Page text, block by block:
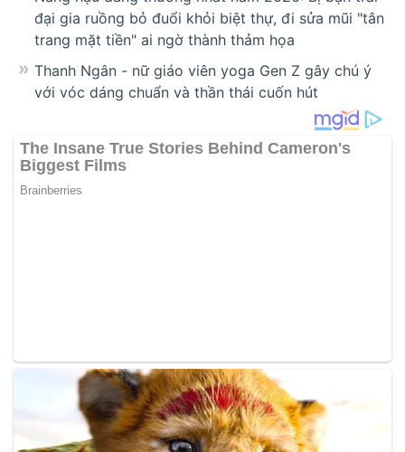
đại gia ruồng bỏ đuổi khỏi biệt thự, đi sửa mũi "tân
trang mặt tiền" ai ngờ thành thảm họa
Thanh Ngân - nữ giáo viên yoga Gen Z gây chú ý
với vóc dáng chuẩn và thần thái cuốn hút